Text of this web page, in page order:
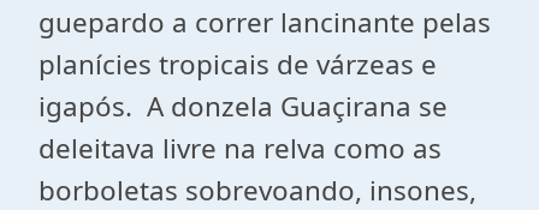
guepardo a correr lancinante pelas
planícies tropicais de várzeas e
igapós. A donzela Guaçirana se
deleitava livre na relva como as
borboletas sobrevoando, insones,